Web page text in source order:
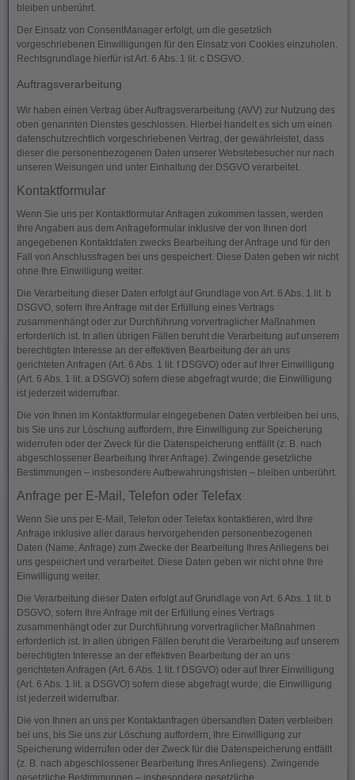
bleiben unberührt.
Der Einsatz von ConsentManager erfolgt, um die gesetzlich
vorgeschriebenen Einwilligungen für den Einsatz von Cookies einzuholen.
Rechtsgrundlage hierfür ist Art. 6 Abs. 1 lit. c DSGVO.
Auftragsverarbeitung
Wir haben einen Vertrag über Auftragsverarbeitung (AVV) zur Nutzung des
oben genannten Dienstes geschlossen. Hierbei handelt es sich um einen
datenschutzrechtlich vorgeschriebenen Vertrag, der gewährleistet, dass
dieser die personenbezogenen Daten unserer Websitebesucher nur nach
unseren Weisungen und unter Einhaltung der DSGVO verarbeitet.
Kontaktformular
Wenn Sie uns per Kontaktformular Anfragen zukommen lassen, werden
Ihre Angaben aus dem Anfrageformular inklusive der von Ihnen dort
angegebenen Kontaktdaten zwecks Bearbeitung der Anfrage und für den
Fall von Anschlussfragen bei uns gespeichert. Diese Daten geben wir nicht
ohne Ihre Einwilligung weiter.
Die Verarbeitung dieser Daten erfolgt auf Grundlage von Art. 6 Abs. 1 lit. b
DSGVO, sofern Ihre Anfrage mit der Erfüllung eines Vertrags
zusammenhängt oder zur Durchführung vorvertraglicher Maßnahmen
erforderlich ist. In allen übrigen Fällen beruht die Verarbeitung auf unserem
berechtigten Interesse an der effektiven Bearbeitung der an uns
gerichteten Anfragen (Art. 6 Abs. 1 lit. f DSGVO) oder auf Ihrer Einwilligung
(Art. 6 Abs. 1 lit. a DSGVO) sofern diese abgefragt wurde; die Einwilligung
ist jederzeit widerrufbar.
Die von Ihnen im Kontaktformular eingegebenen Daten verbleiben bei uns,
bis Sie uns zur Löschung auffordern, Ihre Einwilligung zur Speicherung
widerrufen oder der Zweck für die Datenspeicherung entfällt (z. B. nach
abgeschlossener Bearbeitung Ihrer Anfrage). Zwingende gesetzliche
Bestimmungen – insbesondere Aufbewahrungsfristen – bleiben unberührt.
Anfrage per E-Mail, Telefon oder Telefax
Wenn Sie uns per E-Mail, Telefon oder Telefax kontaktieren, wird Ihre
Anfrage inklusive aller daraus hervorgehenden personenbezogenen
Daten (Name, Anfrage) zum Zwecke der Bearbeitung Ihres Anliegens bei
uns gespeichert und verarbeitet. Diese Daten geben wir nicht ohne Ihre
Einwilligung weiter.
Die Verarbeitung dieser Daten erfolgt auf Grundlage von Art. 6 Abs. 1 lit. b
DSGVO, sofern Ihre Anfrage mit der Erfüllung eines Vertrags
zusammenhängt oder zur Durchführung vorvertraglicher Maßnahmen
erforderlich ist. In allen übrigen Fällen beruht die Verarbeitung auf unserem
berechtigten Interesse an der effektiven Bearbeitung der an uns
gerichteten Anfragen (Art. 6 Abs. 1 lit. f DSGVO) oder auf Ihrer Einwilligung
(Art. 6 Abs. 1 lit. a DSGVO) sofern diese abgefragt wurde; die Einwilligung
ist jederzeit widerrufbar.
Die von Ihnen an uns per Kontaktanfragen übersandten Daten verbleiben
bei uns, bis Sie uns zur Löschung auffordern, Ihre Einwilligung zur
Speicherung widerrufen oder der Zweck für die Datenspeicherung entfällt
(z. B. nach abgeschlossener Bearbeitung Ihres Anliegens). Zwingende
gesetzliche Bestimmungen – insbesondere gesetzliche